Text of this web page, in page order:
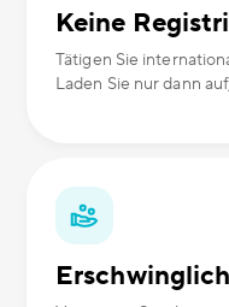
Keine
Tätigen Sie
Laden Sie nur dann